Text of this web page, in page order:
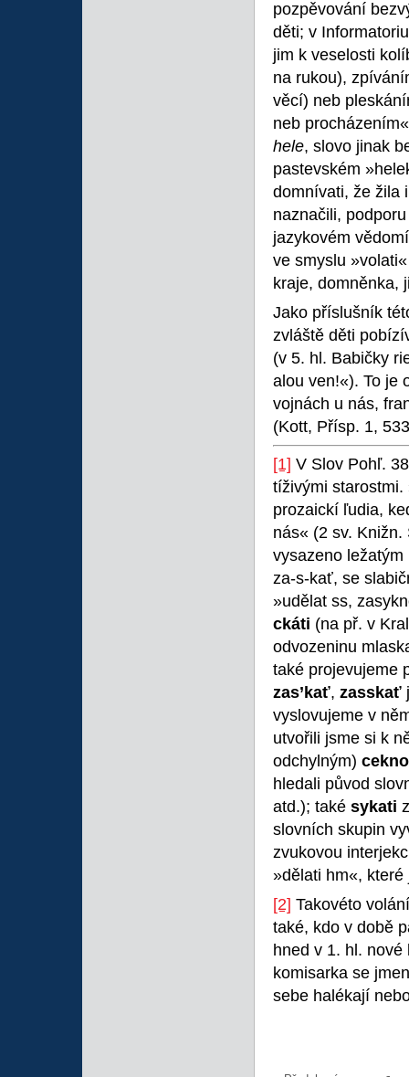
pozpěvování
děti; v
jim k veselosti
na rukou),
věcí) neb
neb
hele, slovo jinak
pastevském
domnívati, že žila
naznačili,
jazykovém
ve smyslu
kraje, domněnka,
Jako příslušník
zvláště děti
(v 5. hl. Babičky
alou ven!«). To je
vojnách u nás,
(Kott, Přísp. 1,
[1] V Slov Pohľ.
tíživými starostmi.
prozaickí ľudia,
nás« (2 sv.
vysazeno
za-s-kať, se
»udělat ss,
ckáti (na př. v
odvozeninu
také projevujeme
zas’kať, zasskať
vyslovujeme v
utvořili jsme si k
odchylným)
hledali původ
atd.); také sykati
slovních skupin
zvukovou
»dělati hm«,
[2] Takovéto
také, kdo v době
hned v 1. hl.
komisarka se
sebe halékají